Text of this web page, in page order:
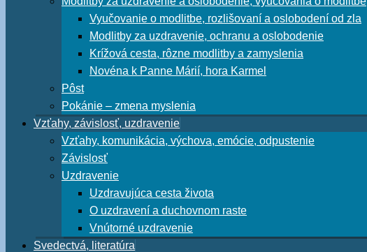
Vyučovanie o modlitbe, rozlišovaní a oslobodení od zla
Modlitby za uzdravenie, ochranu a oslobodenie
Krížová cesta, rôzne modlitby a zamyslenia
Novéna k Panne Márií, hora Karmel
Pôst
Pokánie – zmena myslenia
Vzťahy, závislosť, uzdravenie
Vzťahy, komunikácia, výchova, emócie, odpustenie
Závislosť
Uzdravenie
Uzdravujúca cesta života
O uzdravení a duchovnom raste
Vnútorné uzdravenie
Svedectvá, literatúra